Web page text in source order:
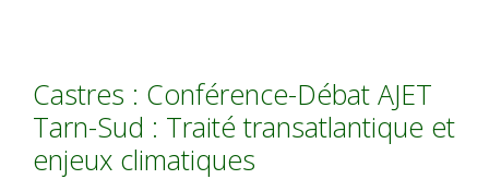
Castres : Conférence-Débat AJET
Tarn-Sud : Traité transatlantique et
enjeux climatiques